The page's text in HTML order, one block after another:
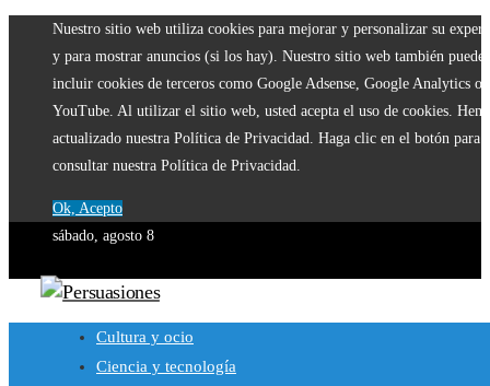
Nuestro sitio web utiliza cookies para mejorar y personalizar su
y para mostrar anuncios (si los hay). Nuestro sitio web también puede
incluir cookies de terceros como Google Adsense, Google Analytics o
YouTube. Al utilizar el sitio web, usted acepta el uso de cookies.
actualizado nuestra Política de Privacidad. Haga clic en el botón para
consultar nuestra Política de Privacidad.
Ok, Acepto
sábado, agosto 8
Cultura y ocio
Ciencia y tecnología